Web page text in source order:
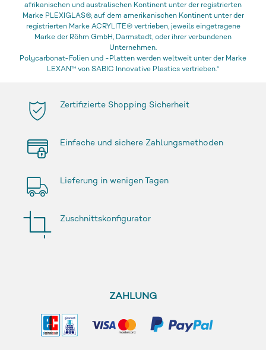
afrikanischen und australischen Kontinent unter der registrierten
Marke PLEXIGLAS®, auf dem amerikanischen Kontinent unter der
registrierten Marke ACRYLITE® vertrieben, jeweils eingetragene
Marke der Röhm GmbH, Darmstadt, oder ihrer verbundenen
Unternehmen.
Polycarbonat-Folien und -Platten werden weltweit unter der Marke
LEXAN™ von SABIC Innovative Plastics vertrieben.“
Zertifizierte Shopping Sicherheit
Einfache und sichere Zahlungsmethoden
Lieferung in wenigen Tagen
Zuschnittskonfigurator
ZAHLUNG